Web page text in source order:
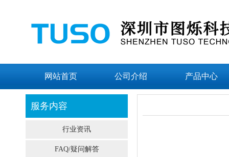
网站首页 公司介绍 产品中心
服务内容
行业资讯
FAQ/疑问解答